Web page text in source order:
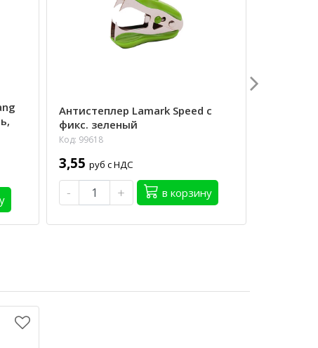
Антистеплер Lamark Speed с
фикс. зеленый
Код: 99618
3,55 руб с НДС
- + в корзину